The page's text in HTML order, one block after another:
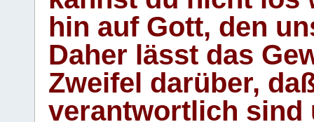
hin auf Gott, den
Daher lässt das
Zweifel darüber,
verantwortlich sind